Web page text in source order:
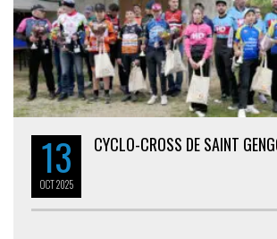
13
OCT2025
CYCLO-CROSS DE SAINT